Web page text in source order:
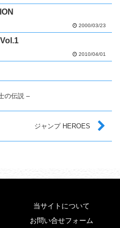
2000/03/23
2010/04/01
の伝説 –
ジャンプ HEROES
当サイトについて
お問い合せフォーム